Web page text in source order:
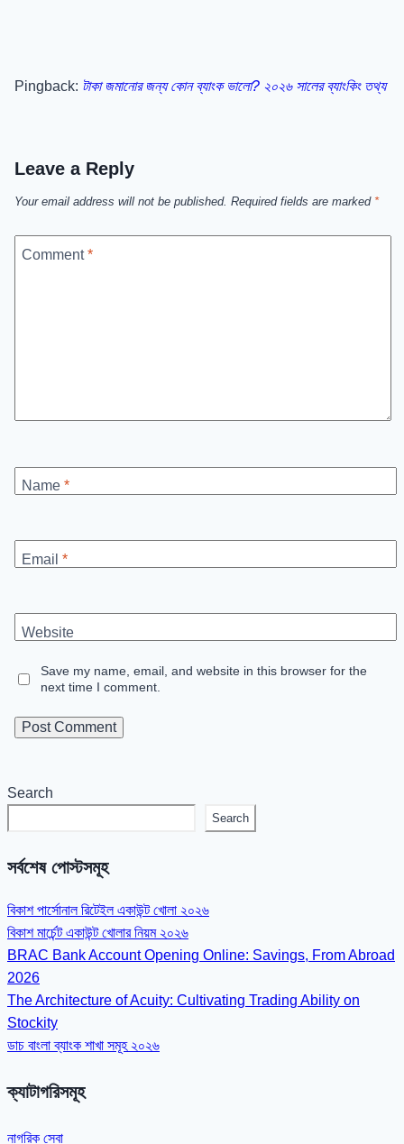
Pingback: টাকা জমানোর জন্য কোন ব্যাংক ভালো? ২০২৬ সালের ব্যাংকিং তথ্য
Leave a Reply
Your email address will not be published. Required fields are marked *
Comment*
Name *
Email *
Website
Save my name, email, and website in this browser for the
next time I comment.
Search
Search
সর্বশেষ পোস্টসমূহ
বিকাশ পার্সোনাল রিটেইল একাউন্ট খোলা ২০২৬
বিকাশ মার্চেন্ট একাউন্ট খোলার নিয়ম ২০২৬
BRAC Bank Account Opening Online: Savings, From Abroad
2026
The Architecture of Acuity: Cultivating Trading Ability on
Stockity
ডাচ বাংলা ব্যাংক শাখা সমূহ ২০২৬
ক্যাটাগরিসমূহ
নাগরিক সেবা